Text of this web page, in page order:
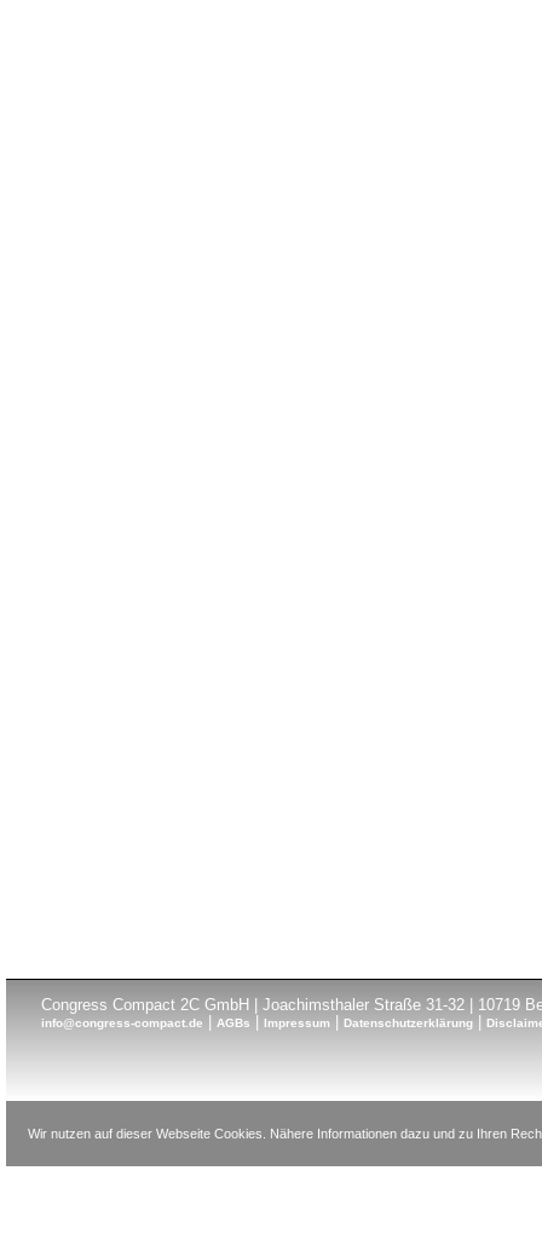
Congress Compact 2C GmbH | Joachimsthaler Straße 31-32 | 10719
info@congress-compact.de |AGBs |Impressum |Datenschutzerklärung |
Wir nutzen auf dieser Webseite Cookies. Nähere Informationen dazu und zu Ihren